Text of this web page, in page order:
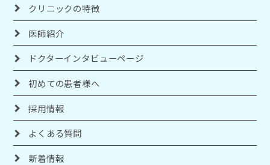
クリニックの特徴
医師紹介
ドクターインタビューページ
初めての患者様へ
採用情報
よくある質問
新着情報